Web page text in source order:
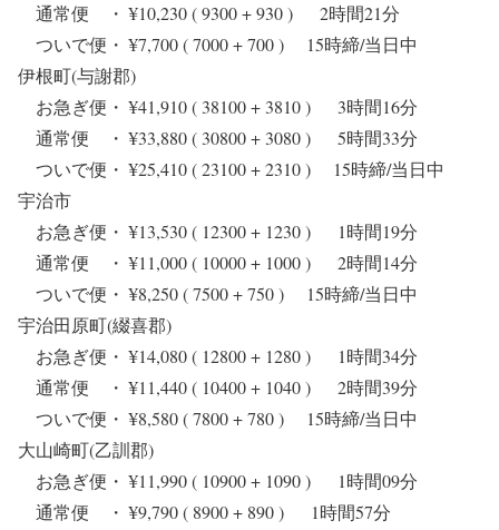
通常便 ・ ¥10,230 ( 9300 + 930 ) 2時間21分
ついで便・ ¥7,700 ( 7000 + 700 ) 15時締/当日中
伊根町(与謝郡)
お急ぎ便・ ¥41,910 ( 38100 + 3810 ) 3時間16分
通常便 ・ ¥33,880 ( 30800 + 3080 ) 5時間33分
ついで便・ ¥25,410 ( 23100 + 2310 ) 15時締/当日中
宇治市
お急ぎ便・ ¥13,530 ( 12300 + 1230 ) 1時間19分
通常便 ・ ¥11,000 ( 10000 + 1000 ) 2時間14分
ついで便・ ¥8,250 ( 7500 + 750 ) 15時締/当日中
宇治田原町(綴喜郡)
お急ぎ便・ ¥14,080 ( 12800 + 1280 ) 1時間34分
通常便 ・ ¥11,440 ( 10400 + 1040 ) 2時間39分
ついで便・ ¥8,580 ( 7800 + 780 ) 15時締/当日中
大山崎町(乙訓郡)
お急ぎ便・ ¥11,990 ( 10900 + 1090 ) 1時間09分
通常便 ・ ¥9,790 ( 8900 + 890 ) 1時間57分